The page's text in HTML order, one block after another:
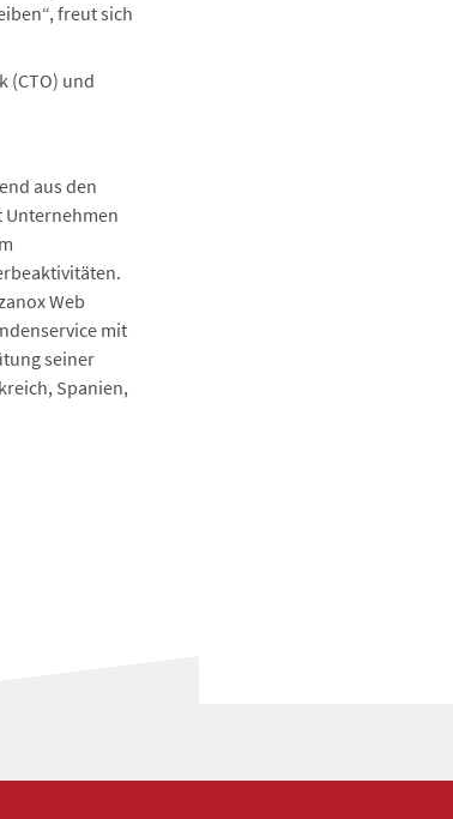
freut sich
(CTO) und
aus den
Unternehmen
Web
mit
seiner
Spanien,